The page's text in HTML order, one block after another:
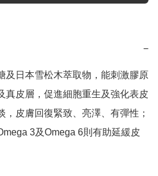
−
及日本雪松木萃取物，能刺激膠原
真皮層，促進細胞重生及強化表皮
，皮膚回復緊致、亮澤、有彈性；
3及Omega 6則有助延緩皮